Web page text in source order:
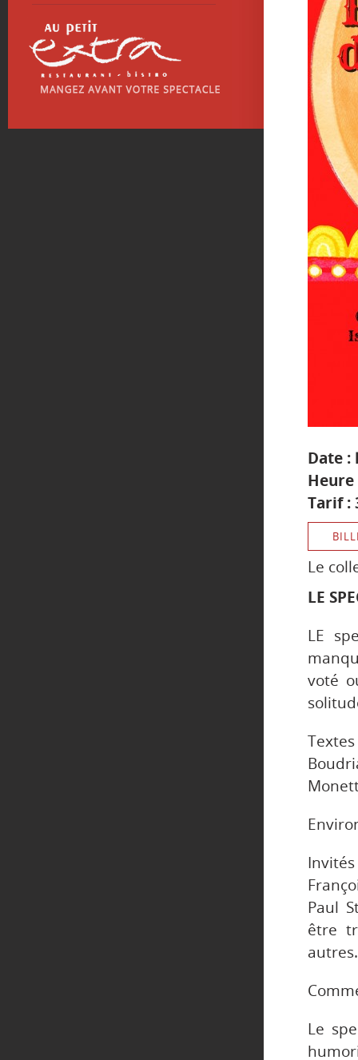
Date :
Heure
Tarif :
Le
LE
LE
voté
Paul
être
Le